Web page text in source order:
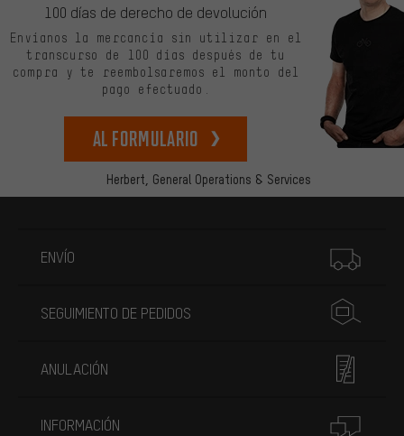
Herbert, General Operations & Services
100 días de derecho de devolución
Envíanos la mercancía sin utilizar en el
transcurso de 100 días después de tu
compra y te reembolsaremos el monto del
pago efectuado.
Al formulario
ENVÍO
SEGUIMIENTO DE PEDIDOS
ANULACIÓN
INFORMACIÓN